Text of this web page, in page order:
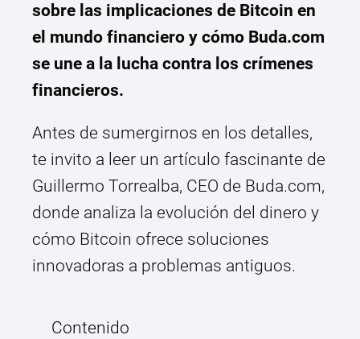
sobre las implicaciones de Bitcoin en
el mundo financiero y cómo Buda.com
se une a la lucha contra los crímenes
financieros.
Antes de sumergirnos en los detalles,
te invito a leer un artículo fascinante de
Guillermo Torrealba, CEO de Buda.com,
donde analiza la evolución del dinero y
cómo Bitcoin ofrece soluciones
innovadoras a problemas antiguos.
Contenido